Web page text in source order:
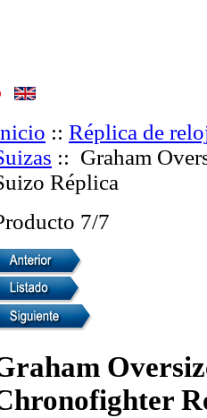
:: Réplica de
:: Graham
Réplica
7/7